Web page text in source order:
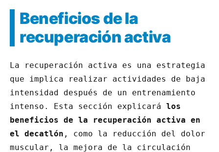
Beneficios de la
recuperación activa
La recuperación activa es una estrategia
que implica realizar actividades de baja
intensidad después de un entrenamiento
intenso. Esta sección explicará los
beneficios de la recuperación activa en
el decatlón , como la reducción del dolor
muscular, la mejora de la circulación